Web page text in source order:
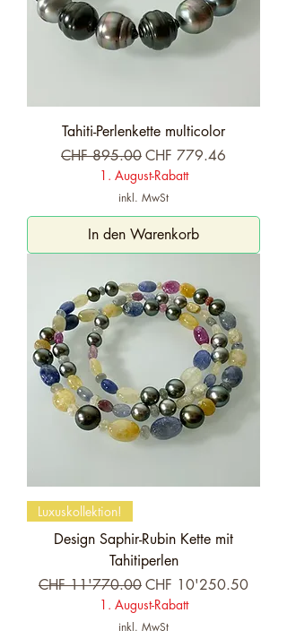
Tahiti-Perlenkette multicolor
Standardpreis
CHF 895.00Sale-Preis
CHF 779.46
1. August-Rabatt
inkl. MwSt
In den Warenkorb
Luxuskollektion!
Design Saphir-Rubin Kette mit
Tahitiperlen
Standardpreis
CHF 11'770.00Sale-Preis
CHF 10'250.50
1. August-Rabatt
inkl. MwSt